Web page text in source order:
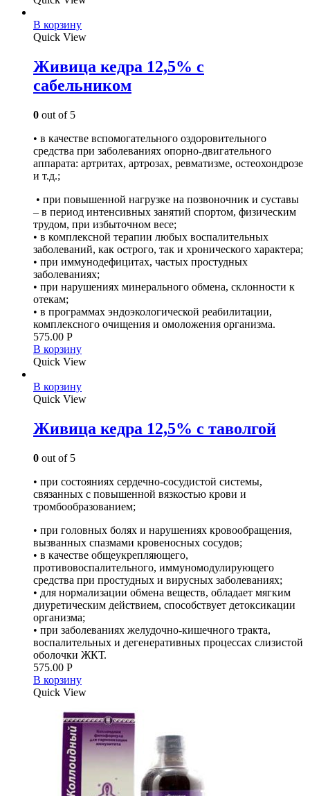
В корзину
Quick View
Живица кедра 12,5% с
сабельником
0 out of 5
• в качестве вспомогательного оздоровительного
средства при заболеваниях опорно-двигательного
аппарата: артритах, артрозах, ревматизме, остеохондрозе
и т.д.;
• при повышенной нагрузке на позвоночник и суставы
– в период интенсивных занятий спортом, физическим
трудом, при избыточном весе;
• в комплексной терапии любых воспалительных
заболеваний, как острого, так и хронического характера;
• при иммунодефицитах, частых простудных
заболеваниях;
• при нарушениях минерального обмена, склонности к
отекам;
• в программах эндоэкологической реабилитации,
комплексного очищения и омоложения организма.
575.00 Р
В корзину
Quick View
В корзину
Quick View
Живица кедра 12,5% с таволгой
0 out of 5
• при состояниях сердечно-сосудистой системы,
связанных с повышенной вязкостью крови и
тромбообразованием;
• при головных болях и нарушениях кровообращения,
вызванных спазмами кровеносных сосудов;
• в качестве общеукрепляющего,
противовоспалительного, иммуномодулирующего
средства при простудных и вирусных заболеваниях;
• для нормализации обмена веществ, обладает мягким
диуретическим действием, способствует детоксикации
организма;
• при заболеваниях желудочно-кишечного тракта,
воспалительных и дегенеративных процессах слизистой
оболочки ЖКТ.
575.00 Р
В корзину
Quick View